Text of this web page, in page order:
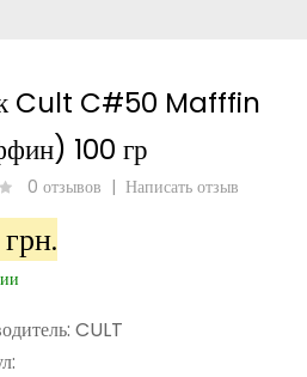
Cult C#50 Mafffin
100 гр
0 отзывов | Написать отзыв
CULT